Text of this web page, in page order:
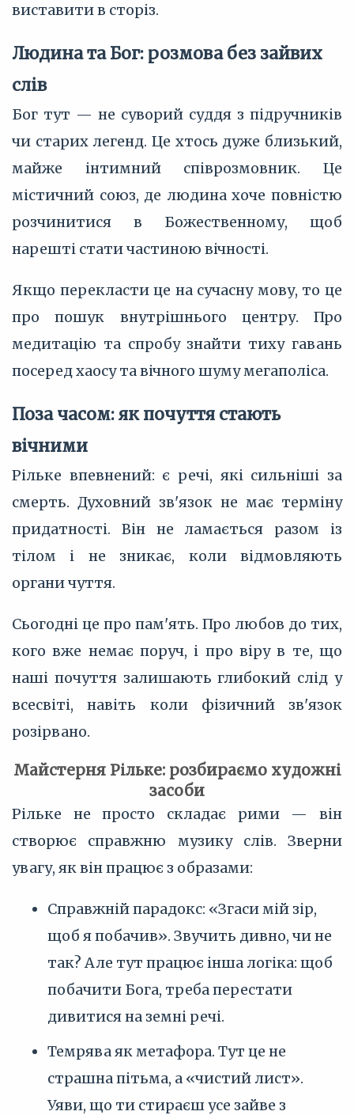
виставити в сторіз.
Людина та Бог: розмова без зайвих
слів
Бог тут — не суворий суддя з підручників
чи старих легенд. Це хтось дуже близький,
майже інтимний співрозмовник. Це
містичний союз, де людина хоче повністю
розчинитися в Божественному, щоб
нарешті стати частиною вічності.
Якщо перекласти це на сучасну мову, то це
про пошук внутрішнього центру. Про
медитацію та спробу знайти тиху гавань
посеред хаосу та вічного шуму мегаполіса.
Поза часом: як почуття стають
вічними
Рільке впевнений: є речі, які сильніші за
смерть. Духовний зв'язок не має терміну
придатності. Він не ламається разом із
тілом і не зникає, коли відмовляють
органи чуття.
Сьогодні це про пам'ять. Про любов до тих,
кого вже немає поруч, і про віру в те, що
наші почуття залишають глибокий слід у
всесвіті, навіть коли фізичний зв'язок
розірвано.
Майстерня Рільке: розбираємо художні
засоби
Рільке не просто складає рими — він
створює справжню музику слів. Зверни
увагу, як він працює з образами:
Справжній парадокс: «Згаси мій зір,
щоб я побачив». Звучить дивно, чи не
так? Але тут працює інша логіка: щоб
побачити Бога, треба перестати
дивитися на земні речі.
Темрява як метафора. Тут це не
страшна пітьма, а «чистий лист».
Уяви, що ти стираєш усе зайве з